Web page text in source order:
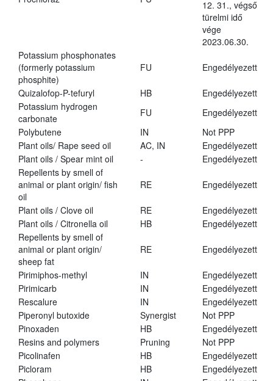
12. 31., végső
türelmi idő
vége
2023.06.30.
Potassium phosphonates
(formerly potassium
phosphite)
FU Engedélyezett
Quizalofop-P-tefuryl HB
Engedélyezett
Potassium hydrogen
carbonate
FU
Engedélyezett
Polybutene
IN
Not PPP
Plant oils/ Rape seed oil
AC, IN
Engedélyezett
Plant oils / Spear mint oil
-
Engedélyezett
Repellents by smell of
animal or plant origin/ fish
oil
RE Engedélyezett
Plant oils / Clove oil RE
Engedélyezett
Plant oils / Citronella oil
HB
Engedélyezett
Repellents by smell of
animal or plant origin/
sheep fat
RE Engedélyezett
Pirimiphos-methyl IN
Engedélyezett
Pirimicarb
IN
Engedélyezett
Rescalure
IN
Engedélyezett
Piperonyl butoxide
Synergist
Not PPP
Pinoxaden
HB
Engedélyezett
Resins and polymers
Pruning
Not PPP
Picolinafen
HB
Engedélyezett
Picloram
HB
Engedélyezett